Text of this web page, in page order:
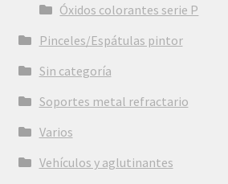
Óxidos colorantes serie P
Pinceles/Espátulas pintor
Sin categoría
Soportes metal refractario
Varios
Vehículos y aglutinantes